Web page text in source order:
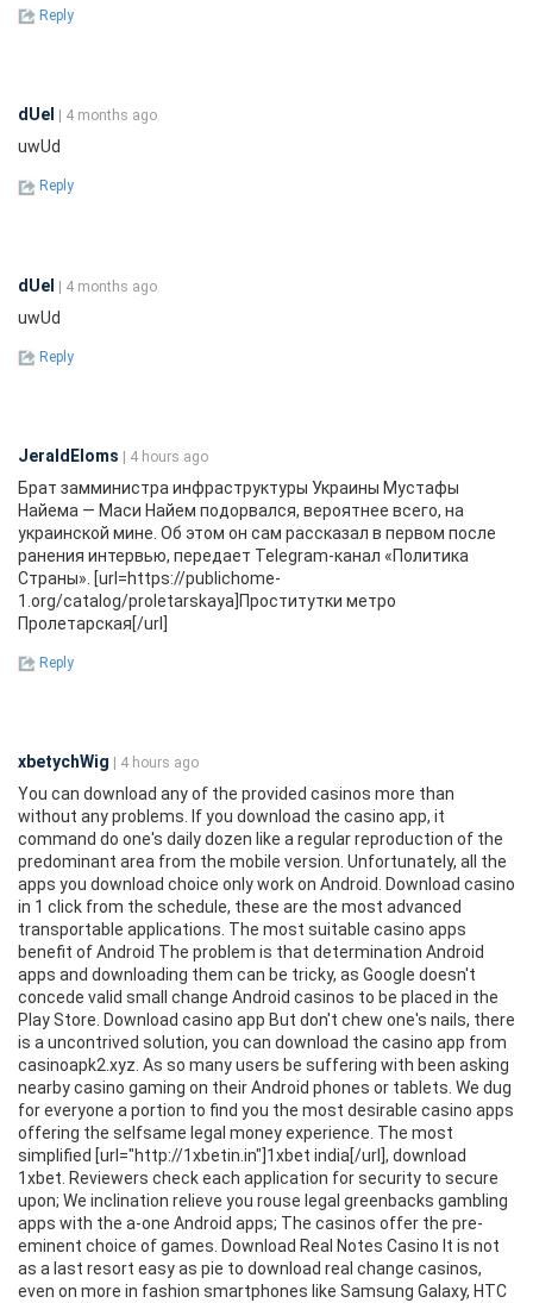
Reply
dUeI | 4 months ago
uwUd
Reply
dUeI | 4 months ago
uwUd
Reply
JeraldEloms | 4 hours ago
Брат замминистра инфраструктуры Украины Мустафы
Найема — Маси Найем подорвался, вероятнее всего, на
украинской мине. Об этом он сам рассказал в первом после
ранения интервью, передает Telegram-канал «Политика
Страны». [url=https://publichome-
1.org/catalog/proletarskaya]Проститутки метро
Пролетарская[/url]
Reply
xbetychWig | 4 hours ago
You can download any of the provided casinos more than
without any problems. If you download the casino app, it
command do one's daily dozen like a regular reproduction of the
predominant area from the mobile version. Unfortunately, all the
apps you download choice only work on Android. Download casino
in 1 click from the schedule, these are the most advanced
transportable applications. The most suitable casino apps
benefit of Android The problem is that determination Android
apps and downloading them can be tricky, as Google doesn't
concede valid small change Android casinos to be placed in the
Play Store. Download casino app But don't chew one's nails, there
is a uncontrived solution, you can download the casino app from
casinoapk2.xyz. As so many users be suffering with been asking
nearby casino gaming on their Android phones or tablets. We dug
for everyone a portion to find you the most desirable casino apps
offering the selfsame legal money experience. The most
simplified [url="http://1xbetin.in"]1xbet india[/url], download
1xbet. Reviewers check each application for security to secure
upon; We inclination relieve you rouse legal greenbacks gambling
apps with the a-one Android apps; The casinos offer the pre-
eminent choice of games. Download Real Notes Casino It is not
as a last resort easy as pie to download real change casinos,
even on more in fashion smartphones like Samsung Galaxy, HTC